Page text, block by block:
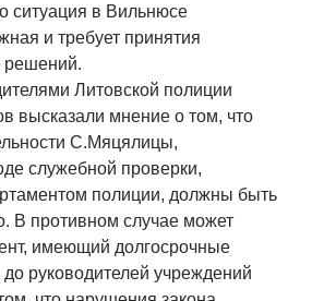
ситуация в Вильнюсе
и требует принятия
решений.
Литовской полиции
высказали мнение о том, что
С.Мяцялицы,
служебной проверки,
полиции, должны быть
В противном случае может
имеющий долгосрочные
до руководителей учреждений